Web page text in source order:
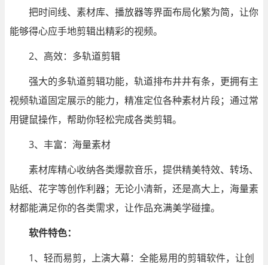
把时间线、素材库、播放器等界面布局化繁为简，让你
能够得心应手地剪辑出精彩的视频。
2、高效：多轨道剪辑
强大的多轨道剪辑功能，轨道排布井井有条，更拥有主
视频轨道固定展示的能力，精准定位各种素材片段；通过常
用键鼠操作，帮助你轻松完成各类剪辑。
3、丰富：海量素材
素材库精心收纳各类爆款音乐，提供精美特效、转场、
贴纸、花字等创作利器；无论小清新，还是高大上，海量素
材都能满足你的各类需求，让作品充满美学碰撞。
软件特色：
1、轻而易剪，上演大幕：全能易用的剪辑软件，让创